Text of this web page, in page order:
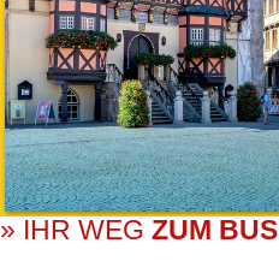
» IHR WEG ZUM BUS